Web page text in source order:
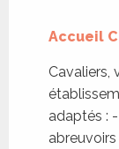
Accueil
Cavaliers,
adaptés :